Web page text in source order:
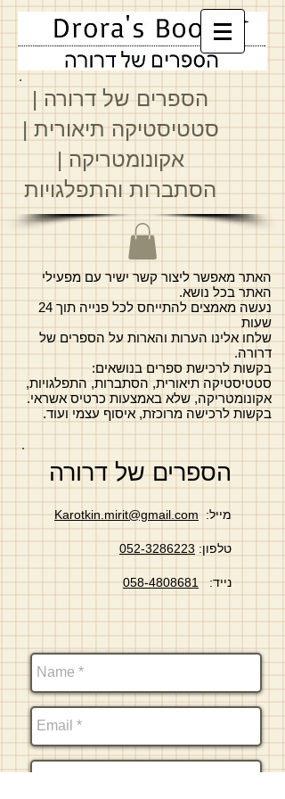
הספרים של דרורה|
סטטיסטיקה תיאורית|
אקונומטריקה|
הסתברות והתפלגויות
האתר מאפשר ליצור קשר ישיר עם מפעילי
האתר בכל נושא.
נעשה מאמצים להתייחס לכל פנייה תוך 24
שעות
שלחו אלינו הערות והארות על הספרים של
דרורה.
בקשות לרכישת ספרים בנושאים:
סטטיסטיקה תיאורית, הסתברות, התפלגויות,
אקונומטריקה, שלא באמצעות כרטיס אשראי.
בקשות לרכישה מרוכזת, איסוף עצמי ועוד.
הספרים של דרורה
מייל:Karotkin.mirit@gmail.com
טלפון: 052-3286223
נייד:058-4808681